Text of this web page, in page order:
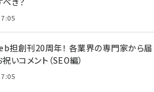
7:05
担創刊20周年！ 各業界の専門家から届
いコメント（SEO編）
7:05